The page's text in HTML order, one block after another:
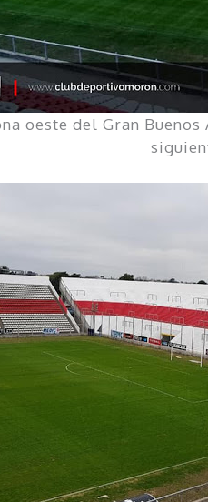
oeste del Gran